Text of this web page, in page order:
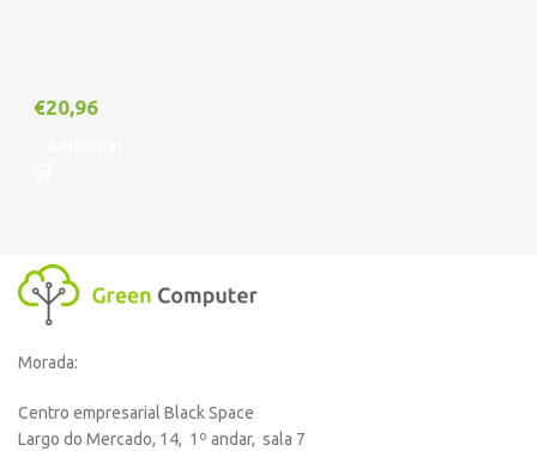
€20,96
Morada:
Centro empresarial Black Space
Largo do Mercado, 14, 1º andar, sala 7